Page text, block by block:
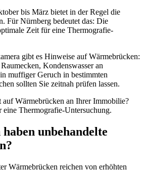
bis März bietet in der Regel die
Für Nürnberg bedeutet das: Die
Zeit für eine Thermografie-
gibt es Hinweise auf Wärmebrücken:
Kondenswasser an
muffiger Geruch in bestimmten
sollten Sie zeitnah prüfen lassen.
auf Wärmebrücken an Ihrer Immobilie?
eine Thermografie-Untersuchung.
unbehandelte
Wärmebrücken reichen von erhöhten